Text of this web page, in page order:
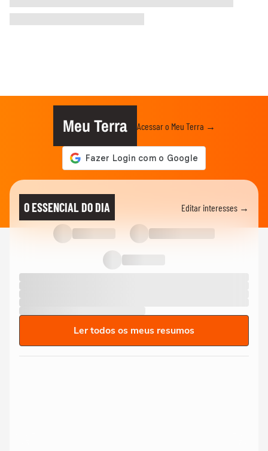
Meu Terra Acessar o Meu Terra →
O ESSENCIAL DO DIA Editar interesses →
Ler todos os meus resumos